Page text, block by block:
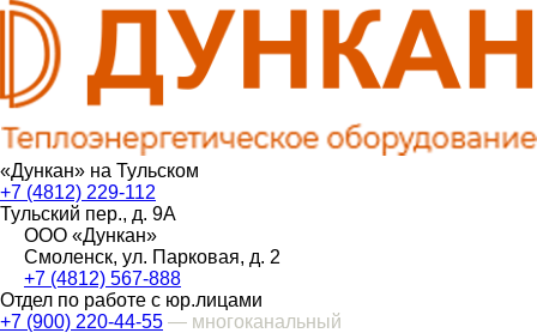
«Дункан» на Тульском
+7 (4812) 229-112
Тульский пер., д. 9А
ООО «Дункан»
Смоленск, ул. Парковая, д. 2
+7 (4812) 567-888
Отдел по работе с юр.лицами
+7 (900) 220-44-55 — многоканальный